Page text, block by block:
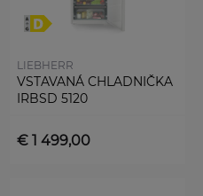
LIEBHERR
VSTAVANÁ CHLADNIČKA
IRBSD 5120
€ 1 499,00